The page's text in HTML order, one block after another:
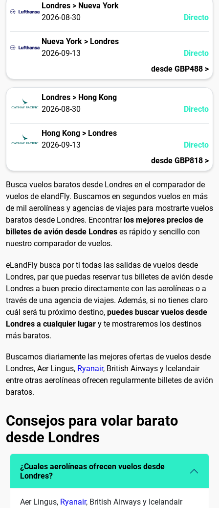
Londres > Nueva York
2026-08-30
Directo
Nueva York > Londres
2026-09-13
Directo
desde GBP488 >
Londres > Hong Kong
2026-08-30
Directo
Hong Kong > Londres
2026-09-13
Directo
desde GBP818 >
Busca vuelos baratos desde Londres en el comparador de
vuelos de elandFly. Buscamos en segundos vuelos en más
de mil aerolíneas y agencias de viajes para mostrarte vuelos
baratos desde Londres. Encontrar los mejores precios de
billetes de avión desde Londres es rápido y sencillo con
nuestro comparador de vuelos.
eLandFly busca por ti todas las salidas de vuelos desde
Londres, par que puedas reservar tus billetes de avión desde
Londres a buen precio directamente con las aerolíneas o a
través de una agencia de viajes. Además, si no tienes claro
cuál será tu próximo destino, puedes buscar vuelos desde
Londres a cualquier lugar y te mostraremos los destinos
más baratos.
Buscamos diariamente las mejores ofertas de vuelos desde
Londres, Aer Lingus, Ryanair, British Airways y Icelandair
entre otras aerolíneas ofrecen regularmente billetes de avión
baratos.
Consejos para volar barato
desde Londres
¿Cuales aerolíneas ofrecen vuelos desde
Londres?
Aer Lingus, Ryanair, British Airways y Icelandair